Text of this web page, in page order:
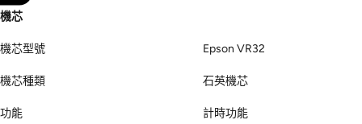
機芯
機芯型號 Epson VR32
機芯種類 石英機芯
功能 計時功能